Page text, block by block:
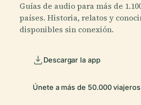
Guías de audio para más de
países. Historia, relatos y
disponibles sin conexión.
Descargar la app
Únete a más de 50.000 viajeros